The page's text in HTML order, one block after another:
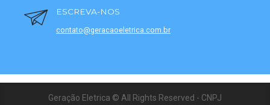
ESCREVA-NOS
contato@geracaoeletrica.com.br
Geração Eletrica © All Rights Reserved - CNPJ